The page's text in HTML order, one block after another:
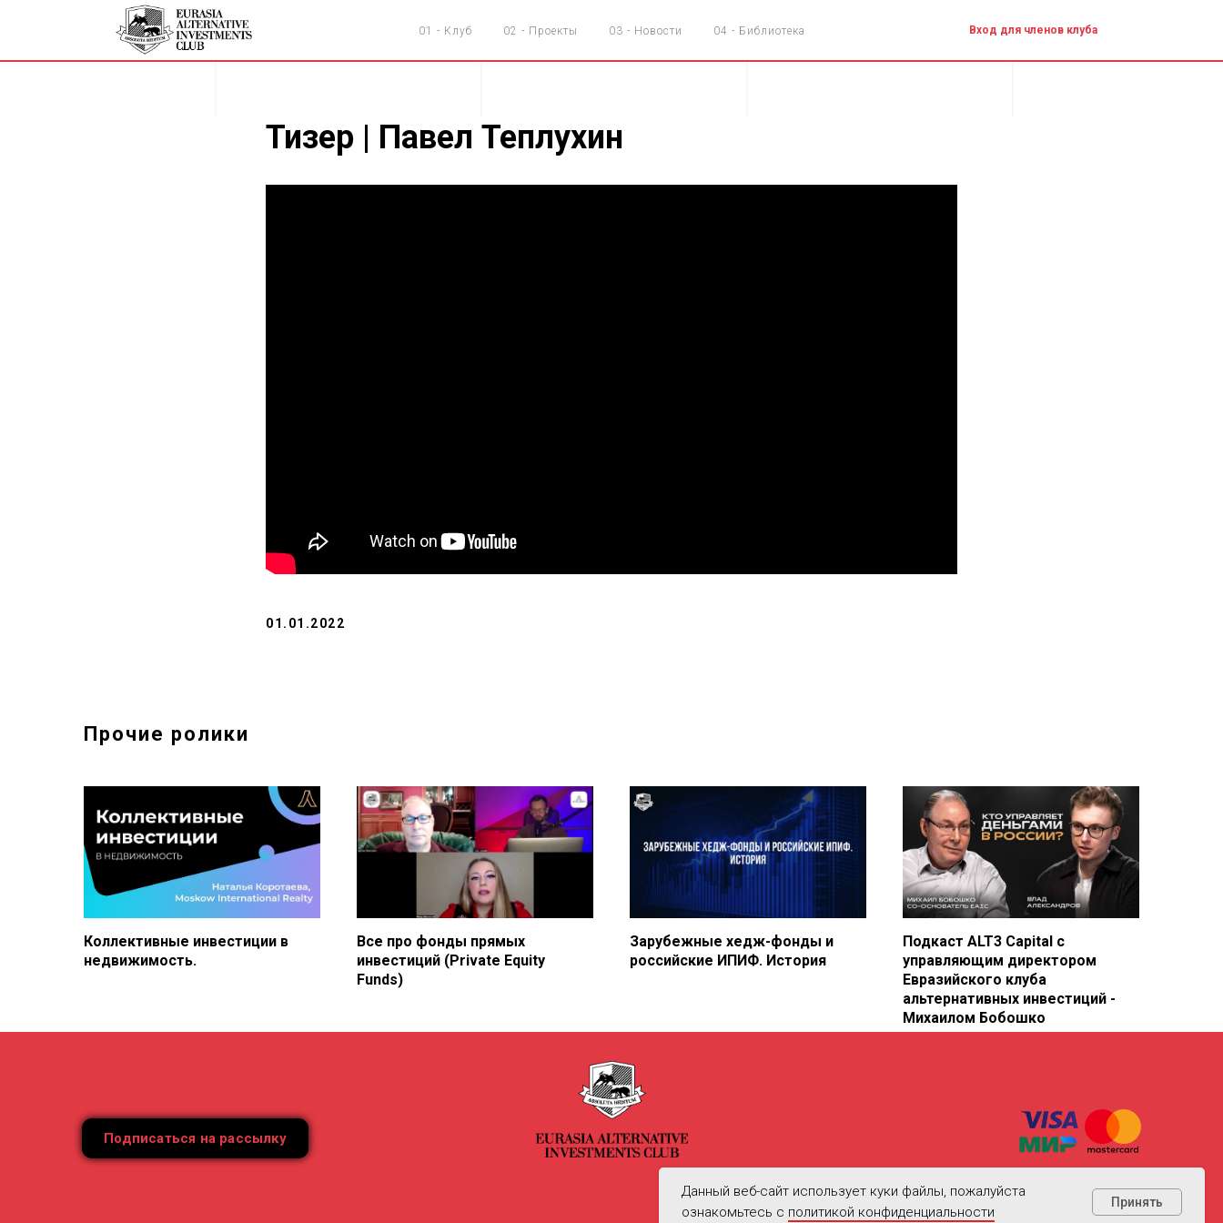
01 - Клуб 02 - Проекты 03 - Новости 04 - Библиотека Вход для членов клуба
Тизер | Павел Теплухин
01.01.2022
Прочие ролики
Коллективные инвестиции в
недвижимость.
Все про фонды прямых
инвестиций (Private Equity
Funds)
Зарубежные хедж-фонды и
российские ИПИФ. История
Подкаст ALT3 Capital с
управляющим директором
Евразийского клуба
альтернативных инвестиций -
Михаилом Бобошко
© 2013 - 2025
Политика в отношении обработки персональных данных
Подписаться на рассылку
Данный веб-сайт использует куки файлы, пожалуйста
ознакомьтесь с политикой конфиденциальности
Принять